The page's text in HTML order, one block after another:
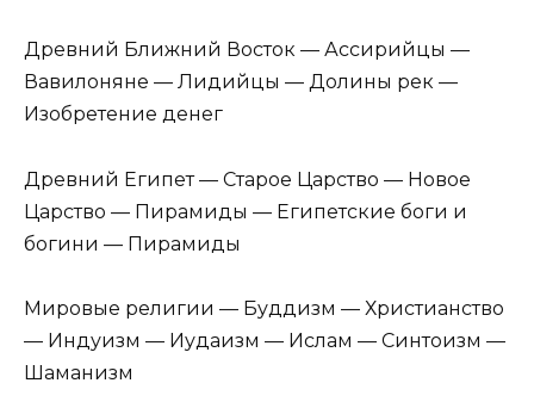
Древний Ближний Восток — Ассирийцы —
Вавилоняне — Лидийцы — Долины рек —
Изобретение денег
Древний Египет — Старое Царство — Новое
Царство — Пирамиды — Египетские боги и
богини — Пирамиды
Мировые религии — Буддизм — Христианство
— Индуизм — Иудаизм — Ислам — Синтоизм —
Шаманизм